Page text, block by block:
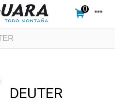
0
DEUTER